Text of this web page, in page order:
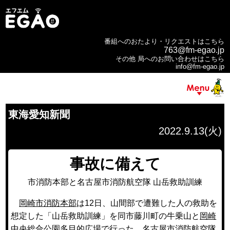
番組へのおたより・リクエストはこちら
763@fm-egao.jp
その他 局へのお問い合わせはこちら
info@fm-egao.jp
東海愛知新聞
2022.9.13(火)
事故に備えて
市消防本部と名古屋市消防航空隊 山岳救助訓練
岡崎市消防本部は12日、山間部で遭難した人の救助を
想定した「山岳救助訓練」を同市藤川町の牛乗山と 岡崎